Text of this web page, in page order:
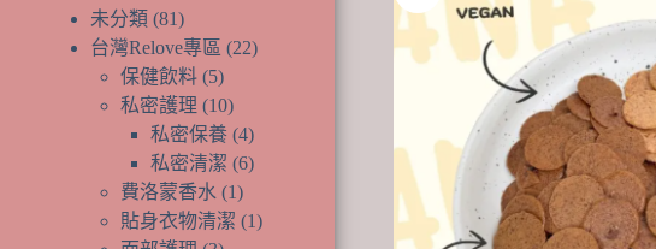
未分類 8181
個
產
品
台灣Relove專區 2222
品
保健飲料 55
個
產
品
私密護理 1010
個
產
品
私密保養 44
個
品
私密清潔 66
產
費洛蒙香水 11
個
貼身衣物清潔 11
3